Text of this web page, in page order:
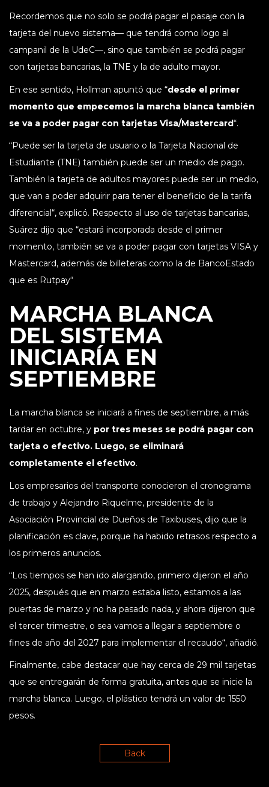
Recordemos que no solo se podrá pagar el pasaje con la
tarjeta del nuevo sistema— que tendrá como logo al
campanil de la UdeC—, sino que también se podrá pagar
con tarjetas bancarias, la TNE y la de adulto mayor.
En ese sentido, Hollman apuntó que “desde el primer
momento que empecemos la marcha blanca también
se va a poder pagar con tarjetas Visa/Mastercard“.
“Puede ser la tarjeta de usuario o la Tarjeta Nacional de
Estudiante (TNE) también puede ser un medio de pago.
También la tarjeta de adultos mayores puede ser un medio,
que van a poder adquirir para tener el beneficio de la tarifa
diferencial“, explicó. Respecto al uso de tarjetas bancarias,
Suárez dijo que “estará incorporada desde el primer
momento, también se va a poder pagar con tarjetas VISA y
Mastercard, además de billeteras como la de BancoEstado
que es Rutpay“
MARCHA BLANCA
DEL SISTEMA
INICIARÍA EN
SEPTIEMBRE
La marcha blanca se iniciará a fines de septiembre, a más
tardar en octubre, y por tres meses se podrá pagar con
tarjeta o efectivo. Luego, se eliminará
completamente el efectivo.
Los empresarios del transporte conocieron el cronograma
de trabajo y Alejandro Riquelme, presidente de la
Asociación Provincial de Dueños de Taxibuses, dijo que la
planificación es clave, porque ha habido retrasos respecto a
los primeros anuncios.
“Los tiempos se han ido alargando, primero dijeron el año
2025, después que en marzo estaba listo, estamos a las
puertas de marzo y no ha pasado nada, y ahora dijeron que
el tercer trimestre, o sea vamos a llegar a septiembre o
fines de año del 2027 para implementar el recaudo“, añadió.
Finalmente, cabe destacar que hay cerca de 29 mil tarjetas
que se entregarán de forma gratuita, antes que se inicie la
marcha blanca. Luego, el plástico tendrá un valor de 1550
pesos.
Back